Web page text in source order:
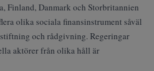
Finland, Danmark och Storbritannien
olika sociala finansinstrument såväl
och rådgivning. Regeringar
aktörer från olika håll är